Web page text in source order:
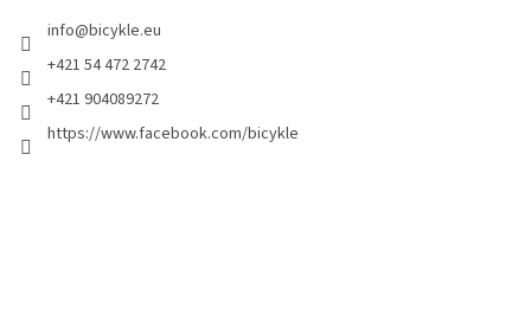
info@bicykle.eu
+421 54 472 2742
+421 904089272
https://www.facebook.com/bicykle